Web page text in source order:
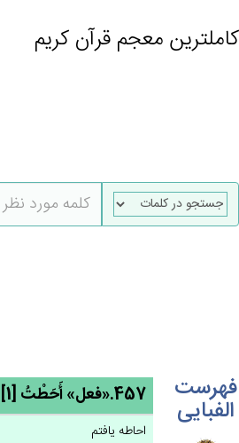
کاملترین معجم قرآن کریم
فهرست
الفبایی 457.«فعل» أَحَطْت‌ُ [1] ← حوط
احاطه یافتم